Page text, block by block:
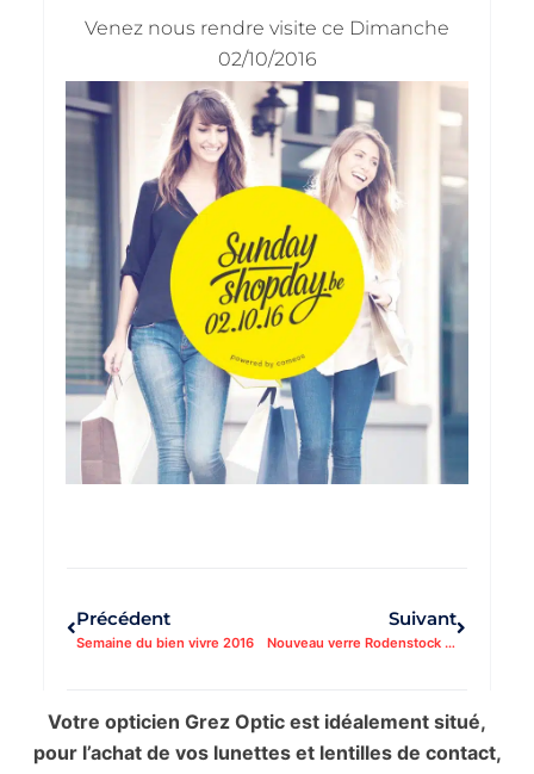
Venez nous rendre visite ce Dimanche
02/10/2016
Précédent
Semaine du bien vivre 2016
Suivant
Nouveau verre Rodenstock Road
Votre opticien Grez Optic est idéalement situé,
pour l’achat de vos lunettes et lentilles de contact,